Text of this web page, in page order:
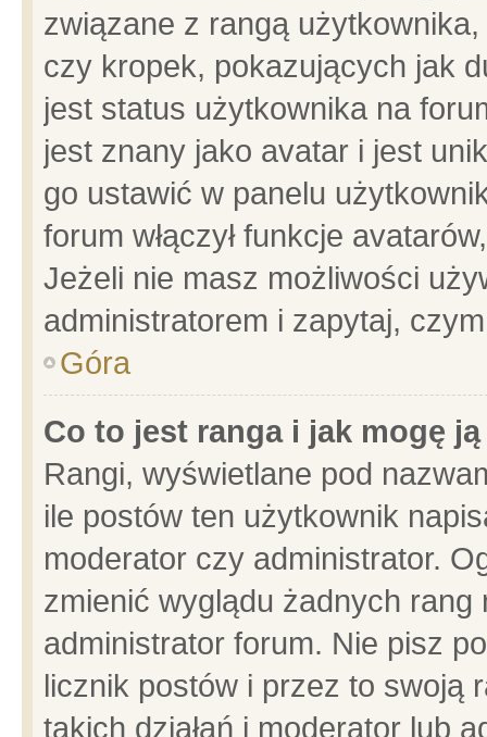
związane z rangą
czy kropek, pokazujących jak
jest status użytkownika na
jest znany jako avatar i jest
go ustawić w panelu
forum włączył funkcje
Jeżeli nie masz możliwości
administratorem i zapytaj,
Góra
Co to jest ranga i jak mogę
Rangi, wyświetlane pod
ile postów ten użytkownik
moderator czy administrator.
zmienić wyglądu żadnych
administrator forum. Nie pisz
licznik postów i przez to swoją
takich działań i moderator lub